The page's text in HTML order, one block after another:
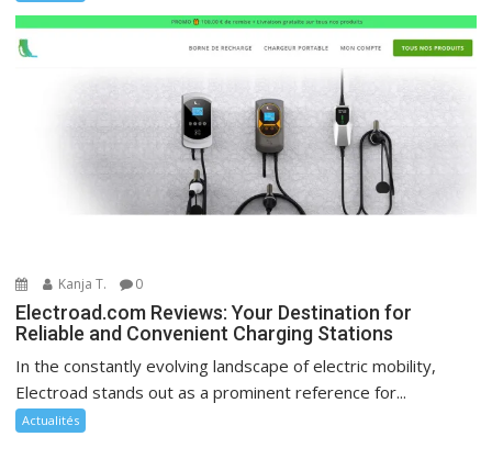
Kanja T. 0
Electroad.com Reviews: Your Destination for
Reliable and Convenient Charging Stations
In the constantly evolving landscape of electric mobility,
Electroad stands out as a prominent reference for...
Actualités